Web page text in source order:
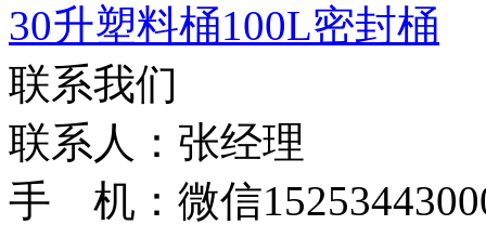
30升塑料桶100L密封桶
联系我们
联系人：张经理
手 机：微信